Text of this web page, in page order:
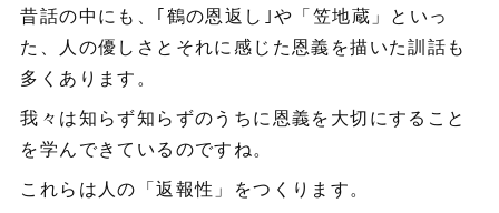
昔話の中にも、｢鶴の恩返し｣や「笠地蔵」といっ
た、人の優しさとそれに感じた恩義を描いた訓話も
多くあります。
我々は知らず知らずのうちに恩義を大切にすること
を学んできているのですね。
これらは人の「返報性」をつくります。